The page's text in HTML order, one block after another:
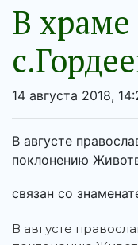
В
14 августа 2018,
В августе
поклонению
связан со
В августе